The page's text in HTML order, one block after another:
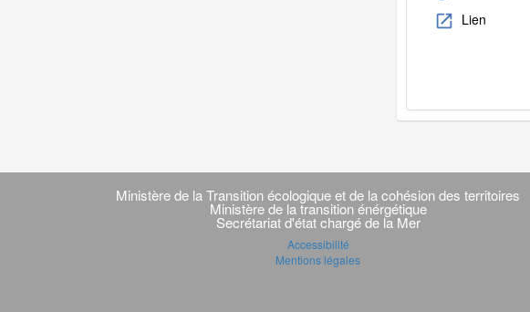
Lien
Navigation
transverseMinistère de la Transition écologique et de la cohésion des territoires
Ministère de la transition énérgétique
Secrétariat d'état chargé de la Mer
Accessibilité
Mentions légales